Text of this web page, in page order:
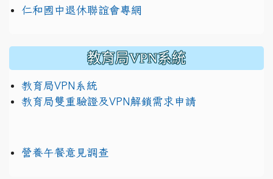
仁和國中退休聯誼會專網
教育局VPN系統
教育局VPN系統
教育局雙重驗證及VPN解鎖需求申請
營養午餐意見調查